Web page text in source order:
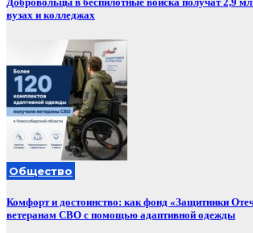
вузах и колледжах
Общество
Комфорт и достоинство: как фонд «Защитники
ветеранам СВО с помощью адаптивной одежды